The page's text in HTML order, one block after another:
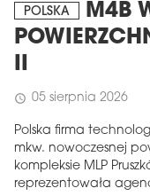
POLSKA
M4B
II
schedule 05 sierpnia 2026
Polska firma
mkw. nowoczesnej
kompleksie MLP
reprezentowała